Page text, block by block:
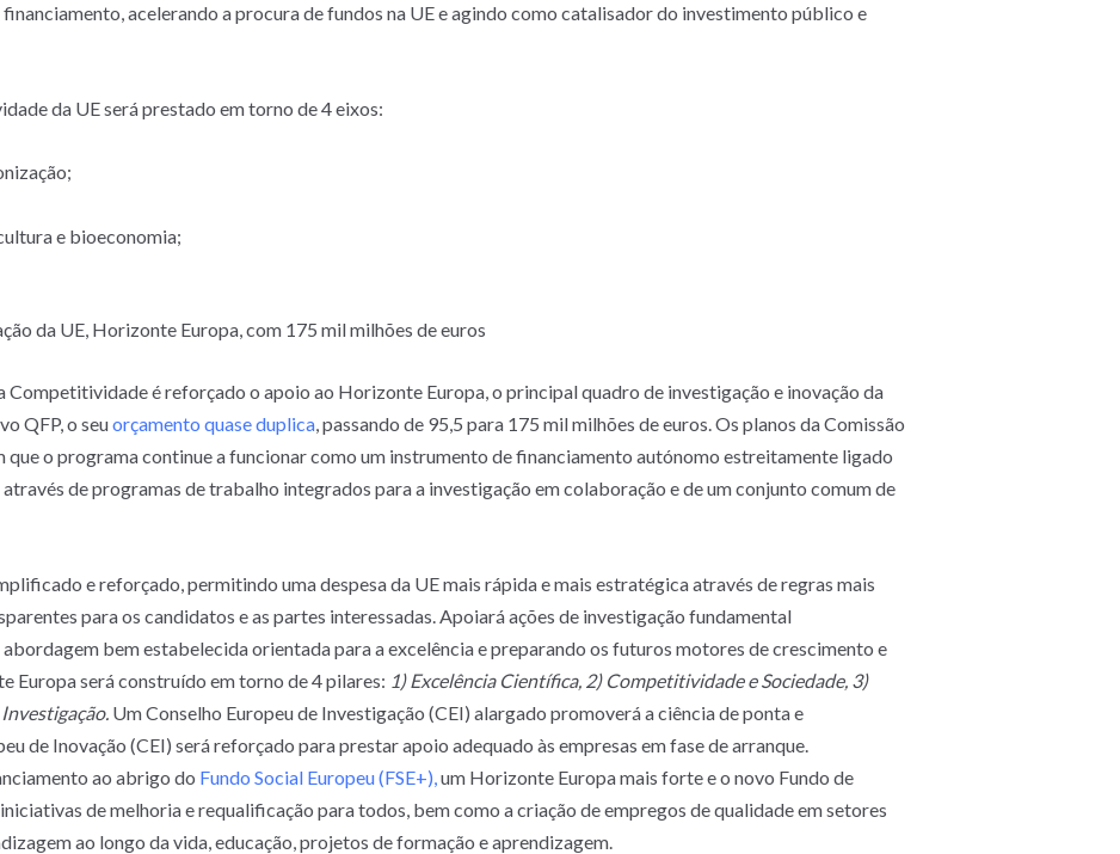
acelerando a procura de fundos na UE e agindo como catalisador do investimento público e
da UE será prestado em torno de 4 eixos:
e bioeconomia;
da UE, Horizonte Europa, com 175 mil milhões de euros
Competitividade é reforçado o apoio ao Horizonte Europa, o principal quadro de investigação e inovação da
QFP, o seuorçamento quase duplica, passando de 95,5 para 175 mil milhões de euros. Os planos da Comissão
o programa continue a funcionar como um instrumento de financiamento autónomo estreitamente ligado
de programas de trabalho integrados para a investigação em colaboração e de um conjunto comum de
e reforçado, permitindo uma despesa da UE mais rápida e mais estratégica através de regras mais
para os candidatos e as partes interessadas. Apoiará ações de investigação fundamental
bem estabelecida orientada para a excelência e preparando os futuros motores de crescimento e
Europa será construído em torno de 4 pilares: 1) Excelência Científica, 2) Competitividade e Sociedade, 3)
Um Conselho Europeu de Investigação (CEI) alargado promoverá a ciência de ponta e
de Inovação (CEI) será reforçado para prestar apoio adequado às empresas em fase de arranque.
ao abrigo do Fundo Social Europeu (FSE+), um Horizonte Europa mais forte e o novo Fundo de
de melhoria e requalificação para todos, bem como a criação de empregos de qualidade em setores
ao longo da vida, educação, projetos de formação e aprendizagem.